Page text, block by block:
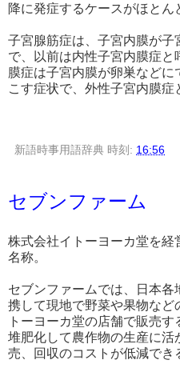
降に発症するケースがほとん
子宮腺筋症は、子宮内膜が
で、以前は内性子宮内膜症
膜症は子宮内膜が卵巣など
こす症状で、外性子宮内膜症
新語時事用語辞典 時刻: 16:56
セブンファーム
株式会社イトーヨーカ堂を
名称。
セブンファームでは、日本
携して現地で野菜や果物など
トーヨーカ堂の店舗で販売
堆肥化して農作物の生産に活
売、回収のコストが低減でき